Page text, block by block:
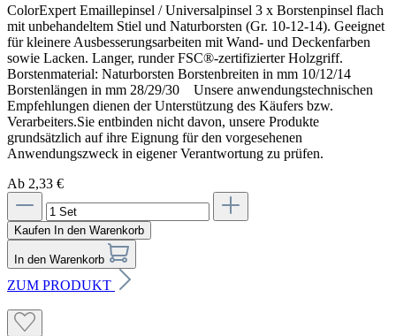
ColorExpert Emaillepinsel / Universalpinsel 3 x Borstenpinsel flach
mit unbehandeltem Stiel und Naturborsten (Gr. 10-12-14). Geeignet
für kleinere Ausbesserungsarbeiten mit Wand- und Deckenfarben
sowie Lacken. Langer, runder FSC®-zertifizierter Holzgriff.
Borstenmaterial: Naturborsten Borstenbreiten in mm 10/12/14
Borstenlängen in mm 28/29/30 Unsere anwendungstechnischen
Empfehlungen dienen der Unterstützung des Käufers bzw.
Verarbeiters.Sie entbinden nicht davon, unsere Produkte
grundsätzlich auf ihre Eignung für den vorgesehenen
Anwendungszweck in eigener Verantwortung zu prüfen.
Ab 2,33 €
Kaufen In den Warenkorb
In den Warenkorb
ZUM PRODUKT